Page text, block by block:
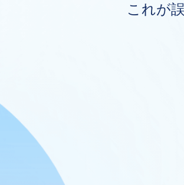
これが